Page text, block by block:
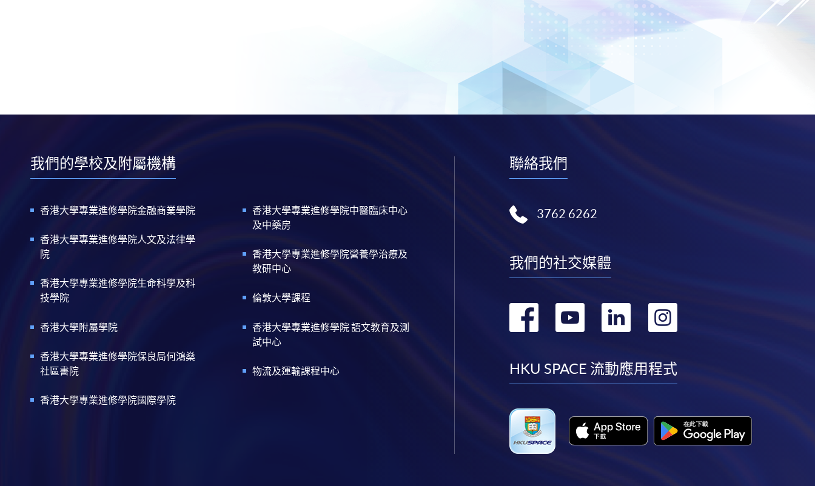
我們的學校及附屬機構
香港大學專業進修學院金融商業學院
香港大學專業進修學院人文及法律學
院
香港大學專業進修學院生命科學及科
技學院
香港大學附屬學院
香港大學專業進修學院保良局何鴻燊
社區書院
香港大學專業進修學院國際學院
香港大學專業進修學院中醫臨床中心
及中藥房
香港大學專業進修學院營養學治療及
教研中心
倫敦大學課程
香港大學專業進修學院 語文教育及測
試中心
物流及運輸課程中心
聯絡我們
3762 6262
我們的社交媒體
轉
facebook
轉
youtube
轉
linkedin
轉
instagram
HKU SPACE 流動應用程式